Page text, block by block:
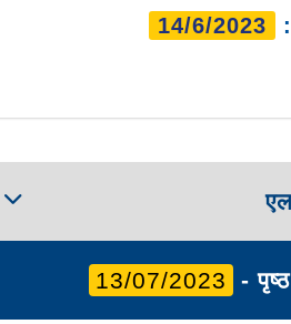
14/6/2023
13/07/2023 -